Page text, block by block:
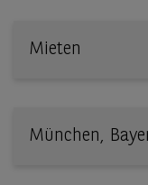
Mieten